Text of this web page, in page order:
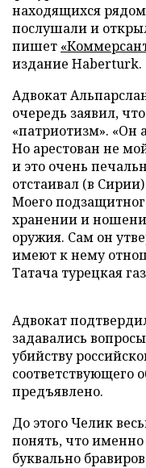
находящихся
послушали и
пишет
издание Haberturk.
Адвокат
очередь заявил,
«патриотизм». «Он
Но арестован не
и это очень
отстаивал (в
Моего
хранении и
оружия. Сам он
имеют к нему
Татача турецкая
Адвокат
задавались
убийству
соответствующего
предъявлено.
До этого Челик
понять, что
буквально